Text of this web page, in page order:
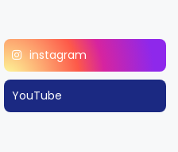
instagram
YouTube